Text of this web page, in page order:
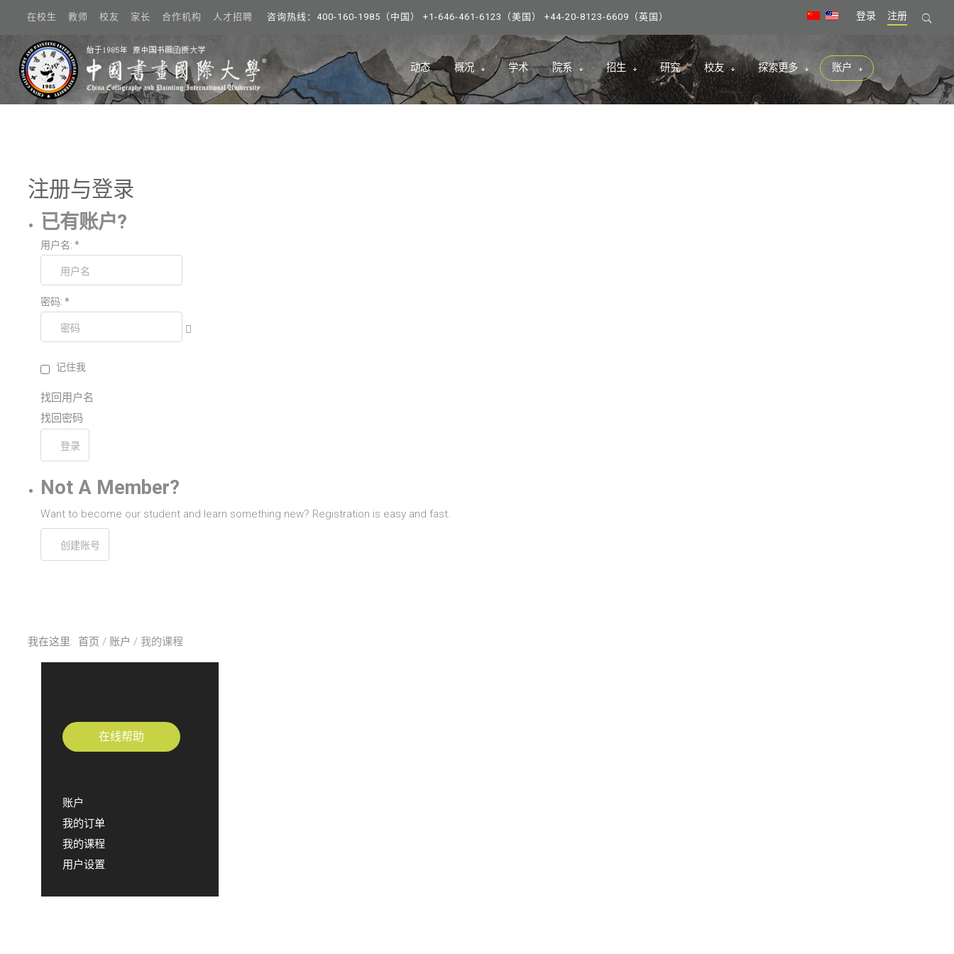
探索更多
This is a sample module published to the
sidebar_bottom position, using the -sidebar module
在校生 教师 校友 家长 合作机构 人才招聘 咨询热线：400-160-1985（中国） +1-646-461-6123（美国） +44-20-8123-6609（英国） 注册
登录
动态 概况 学术 院系 招生 研究 校友 探索更多 账户
注册与登录
已有账户?
用户名: *
密码: *
记住我
找回用户名
找回密码
Not A Member?
Want to become our student and learn something new? Registration is easy and fast.
我在这里: 首页 账户 我的课程
在线帮助
账户
我的订单
我的课程
用户设置